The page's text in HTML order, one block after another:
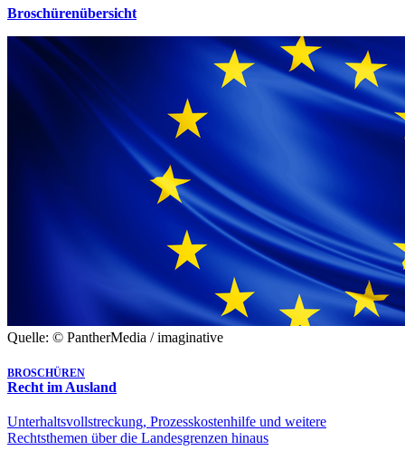
Broschürenübersicht
Quelle: © PantherMedia / imaginative
BROSCHÜREN
Recht im Ausland
Unterhaltsvollstreckung, Prozesskostenhilfe und weitere
Rechtsthemen über die Landesgrenzen hinaus